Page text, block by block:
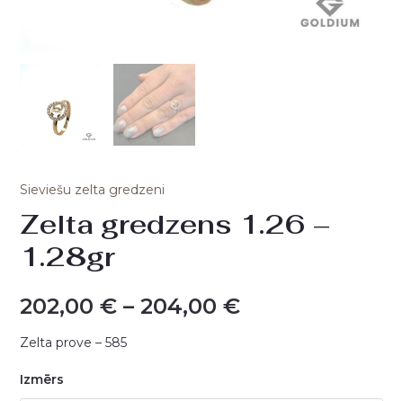
Sieviešu zelta gredzeni
Zelta gredzens 1.26 –
1.28gr
202,00 €– 204,00 €
Zelta prove – 585
Izmērs